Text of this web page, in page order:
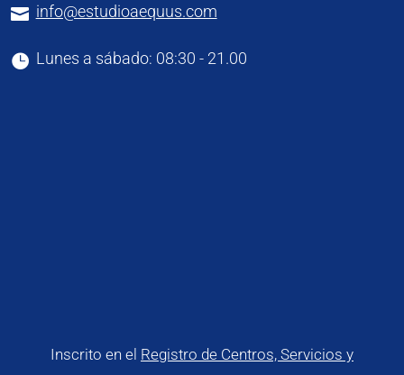
 info@estudioaequus.com
 Lunes a sábado: 08:30 - 21.00
Inscrito en el Registro de Centros, Servicios y